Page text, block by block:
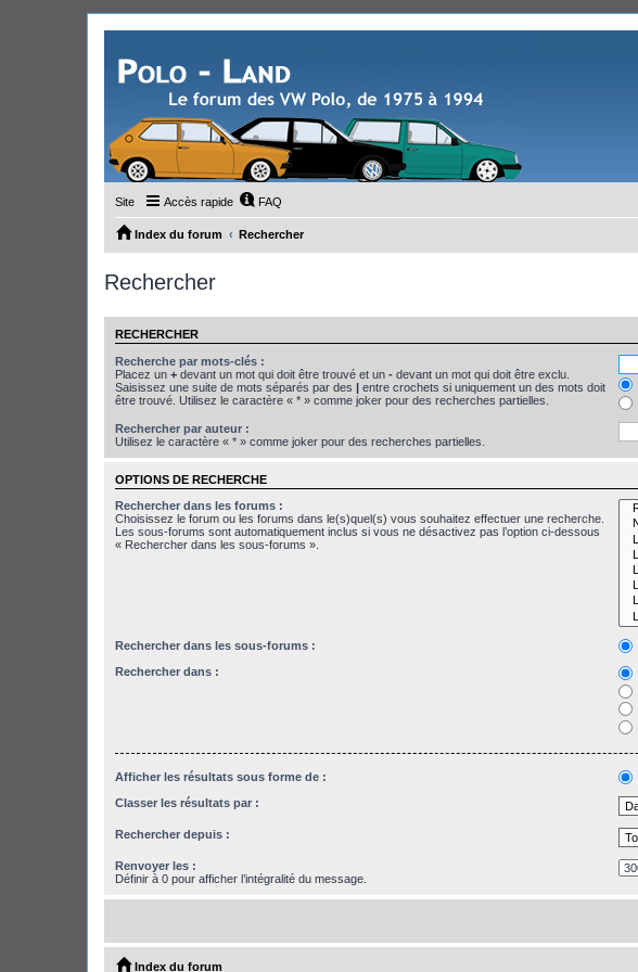
Site Accès rapide FAQ
Index du forum Rechercher
Rechercher
RECHERCHER
Recherche par mots-clés :
Placez un + devant un mot qui doit être trouvé et un - devant un mot qui doit être exclu.
Saisissez une suite de mots séparés par des | entre crochets si uniquement un des mots doit
être trouvé. Utilisez le caractère « * » comme joker pour des recherches partielles.
Rechercher par auteur :
Utilisez le caractère « * » comme joker pour des recherches partielles.
OPTIONS DE RECHERCHE
Rechercher dans les forums :
Choisissez le forum ou les forums dans le(s)quel(s) vous souhaitez effectuer une recherche.
Les sous-forums sont automatiquement inclus si vous ne désactivez pas l’option ci-dessous
« Rechercher dans les sous-forums ».
Rechercher dans les sous-forums :
Rechercher dans :
Afficher les résultats sous forme de :
Classer les résultats par :
Rechercher depuis :
Renvoyer les :
Définir à 0 pour afficher l’intégralité du message.
Index du forum